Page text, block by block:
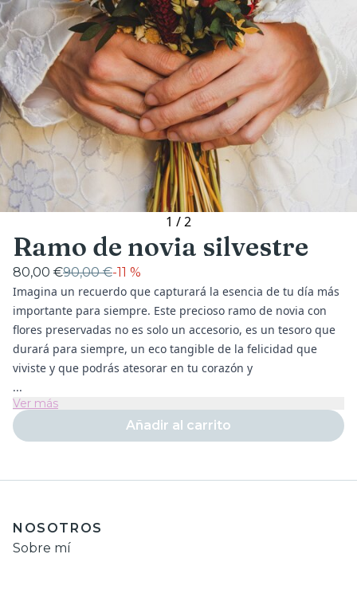
1 /2
Ramo de novia silvestre
80,00 €90,00 €-11 %
Imagina un recuerdo que capturará la esencia de tu día más
importante para siempre. Este precioso ramo de novia con
flores preservadas no es solo un accesorio, es un tesoro que
durará para siempre, un eco tangible de la felicidad que
viviste y que podrás atesorar en tu corazón y
...
Ver más
Añadir al carrito
NOSOTROS
Sobre mí